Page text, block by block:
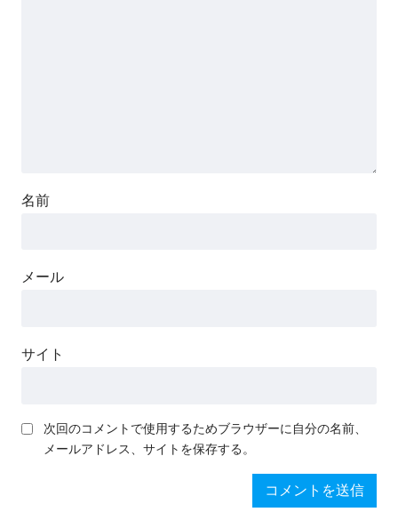
名前
メール
サイト
次回のコメントで使用するためブラウザーに自分の名前、
メールアドレス、サイトを保存する。